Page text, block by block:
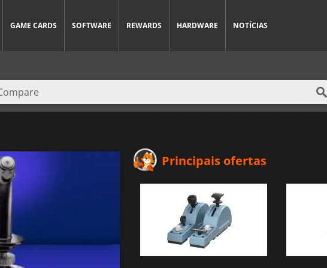
GAME CARDS SOFTWARE REWARDS HARDWARE NOTÍCIAS
Principais ofertas